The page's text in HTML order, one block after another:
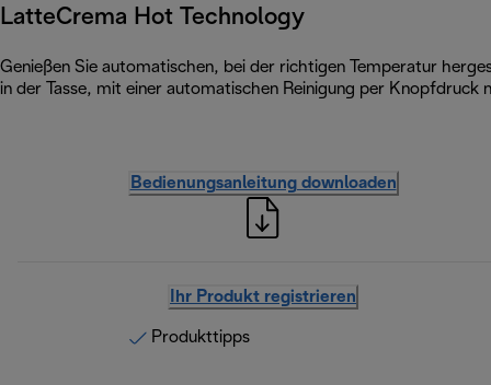
LatteCrema Hot Technology
Genießen Sie automatischen, bei der richtigen Temperatur
in der Tasse, mit einer automatischen Reinigung per Knopfdruck
Bedienungsanleitung downloaden
Ihr Produkt registrieren
Produkttipps